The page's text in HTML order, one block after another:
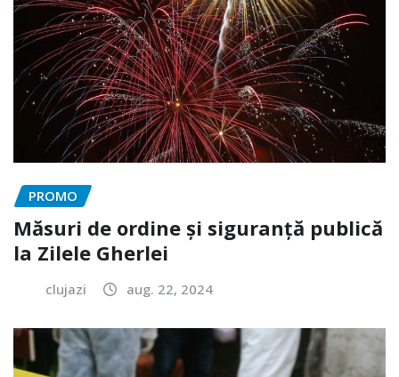
PROMO
Măsuri de ordine și siguranță publică
la Zilele Gherlei
clujazi aug. 22, 2024